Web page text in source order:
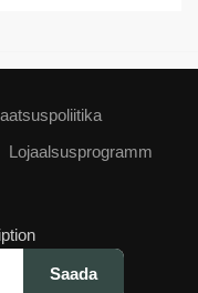
Lojaalsusprogramm